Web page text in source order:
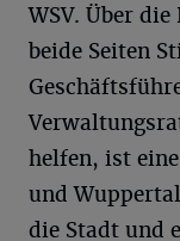
WSV. Über die
beide Seiten
helfen, ist
und
die Stadt und